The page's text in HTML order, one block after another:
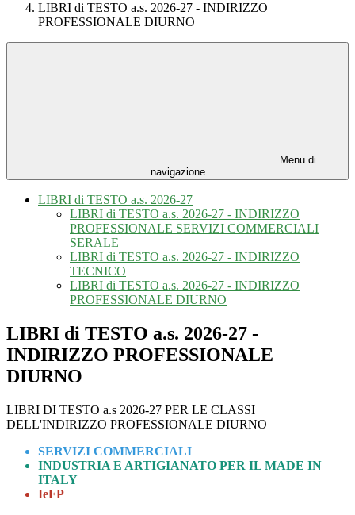
LIBRI di TESTO a.s. 2026-27 - INDIRIZZO
PROFESSIONALE DIURNO
Menu di
navigazione
LIBRI di TESTO a.s. 2026-27
LIBRI di TESTO a.s. 2026-27 - INDIRIZZO
PROFESSIONALE SERVIZI COMMERCIALI
SERALE
LIBRI di TESTO a.s. 2026-27 - INDIRIZZO
TECNICO
LIBRI di TESTO a.s. 2026-27 - INDIRIZZO
PROFESSIONALE DIURNO
LIBRI di TESTO a.s. 2026-27 -
INDIRIZZO PROFESSIONALE
DIURNO
LIBRI DI TESTO a.s 2026-27 PER LE CLASSI
DELL'INDIRIZZO PROFESSIONALE DIURNO
SERVIZI COMMERCIALI
INDUSTRIA E ARTIGIANATO PER IL MADE IN
ITALY
IeFP